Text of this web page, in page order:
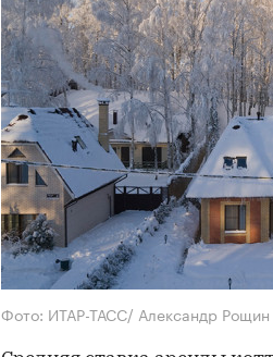
Фото: ИТАР-ТАСС/ Александр Рощин